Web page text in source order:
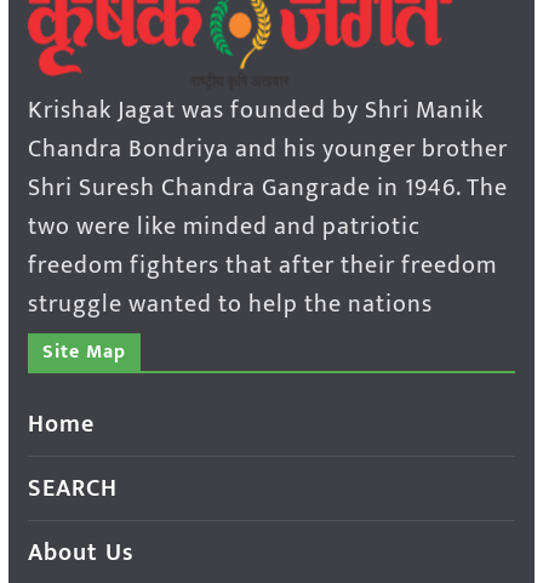
Krishak Jagat was founded by Shri Manik
Chandra Bondriya and his younger brother
Shri Suresh Chandra Gangrade in 1946. The
two were like minded and patriotic
freedom fighters that after their freedom
struggle wanted to help the nations
Site Map
Home
SEARCH
About Us